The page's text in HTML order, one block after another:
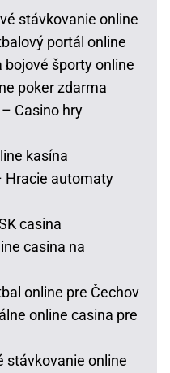
stávkovanie online
portál online
športy online
poker zdarma
Casino hry
kasína
Hracie automaty
casina
casina na
online pre Čechov
online casina pre
stávkovanie online